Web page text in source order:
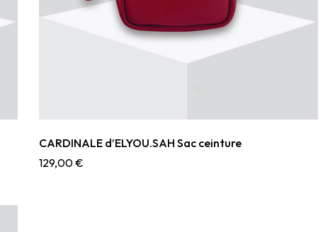
CARDINALE d’ELYOU.SAH Sac ceinture
129,00€